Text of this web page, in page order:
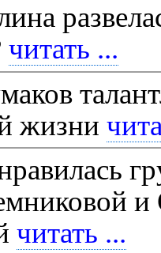
читать ...
жизни
и
читать ...